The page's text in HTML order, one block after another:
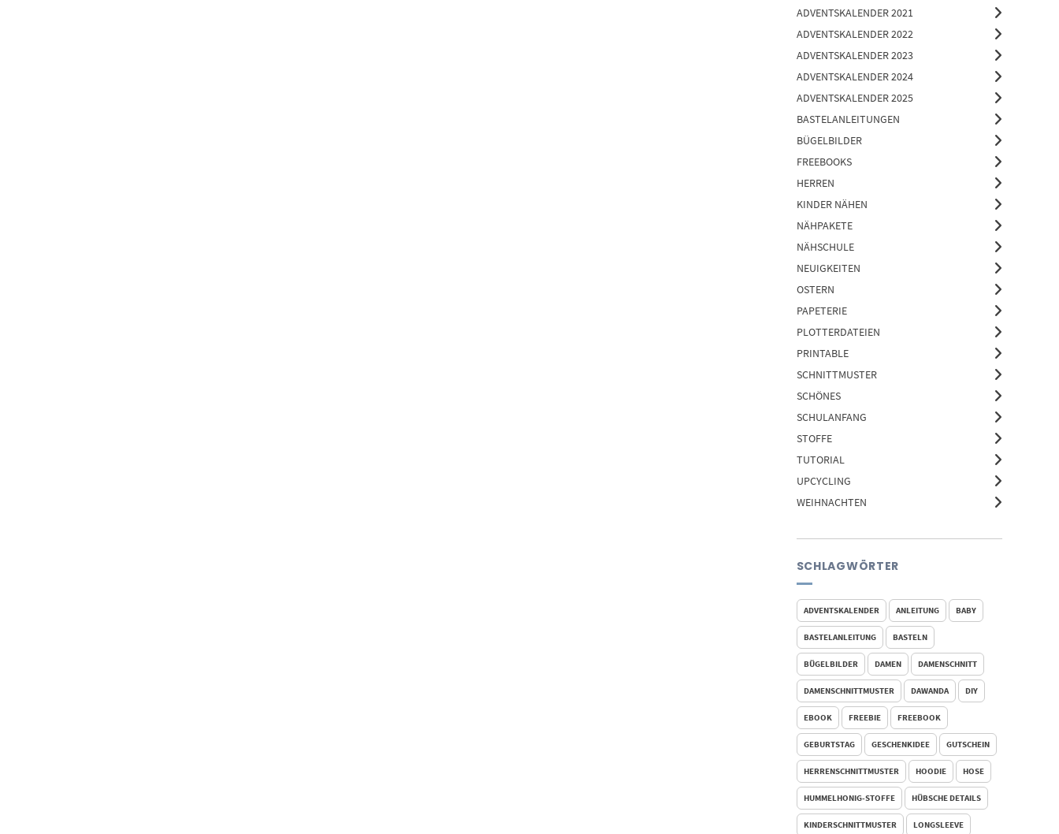
ADVENTSKALENDER 2021
ADVENTSKALENDER 2022
ADVENTSKALENDER 2023
ADVENTSKALENDER 2024
ADVENTSKALENDER 2025
BASTELANLEITUNGEN
BÜGELBILDER
FREEBOOKS
HERREN
KINDER NÄHEN
NÄHPAKETE
NÄHSCHULE
NEUIGKEITEN
OSTERN
PAPETERIE
PLOTTERDATEIEN
PRINTABLE
SCHNITTMUSTER
SCHÖNES
SCHULANFANG
STOFFE
TUTORIAL
UPCYCLING
WEIHNACHTEN
SCHLAGWÖRTER
ADVENTSKALENDER ANLEITUNG BABY
BASTELANLEITUNG BASTELN
BÜGELBILDER DAMEN DAMENSCHNITT
DAMENSCHNITTMUSTER DAWANDA DIY
EBOOK FREEBIE FREEBOOK
GEBURTSTAG GESCHENKIDEE GUTSCHEIN
HERRENSCHNITTMUSTER HOODIE HOSE
HUMMELHONIG-STOFFE HÜBSCHE DETAILS
KINDERSCHNITTMUSTER LONGSLEEVE